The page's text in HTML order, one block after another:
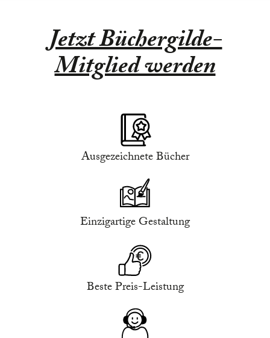
Jetzt Büchergilde-
Mitglied werden
Ausgezeichnete Bücher
Einzigartige Gestaltung
Beste Preis-Leistung